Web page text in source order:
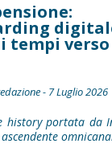
tempi
- 7 Luglio 2026
history portata da